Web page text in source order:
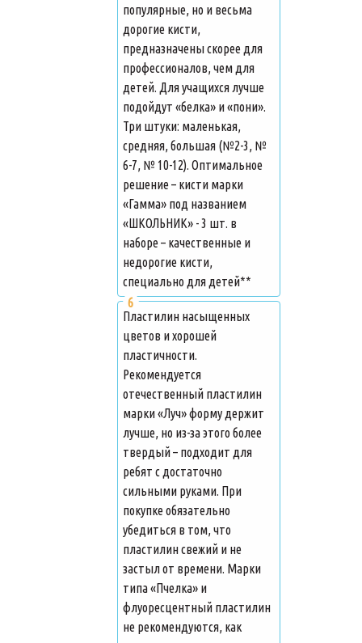
популярные, но и весьма
дорогие кисти,
предназначены скорее для
профессионалов, чем для
детей. Для учащихся лучше
подойдут «белка» и «пони».
Три штуки: маленькая,
средняя, большая (№2-3, №
6-7, № 10-12). Оптимальное
решение – кисти марки
«Гамма» под названием
«ШКОЛЬНИК» - 3 шт. в
наборе – качественные и
недорогие кисти,
специально для детей**
Пластилин насыщенных
цветов и хорошей
пластичности.
Рекомендуется
отечественный пластилин
марки «Луч» форму держит
лучше, но из-за этого более
твердый – подходит для
ребят с достаточно
сильными руками. При
покупке обязательно
убедиться в том, что
пластилин свежий и не
застыл от времени. Марки
типа «Пчелка» и
флуоресцентный пластилин
не рекомендуются, как